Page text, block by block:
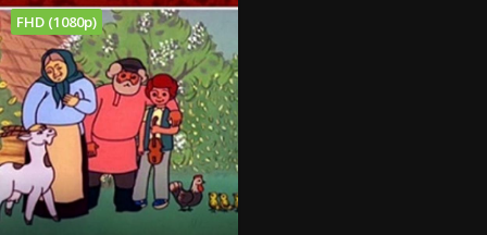
FHD (1080p)